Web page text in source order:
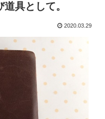
具として。
2020.03.29